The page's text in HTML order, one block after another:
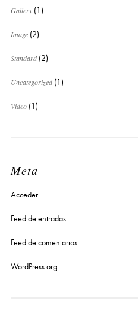
Gallery(1)
Image(2)
Standard(2)
Uncategorized(1)
Video(1)
Meta
Acceder
Feed de entradas
Feed de comentarios
WordPress.org